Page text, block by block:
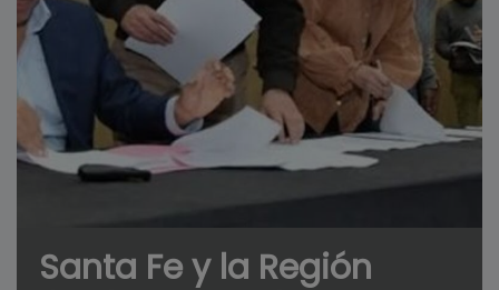
Santa Fe y la Región